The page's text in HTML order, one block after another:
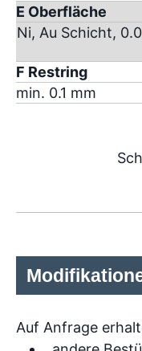
E Oberfläche
Ni, Au Schicht,
F Restring
min. 0.1 mm
Auf Anfrage